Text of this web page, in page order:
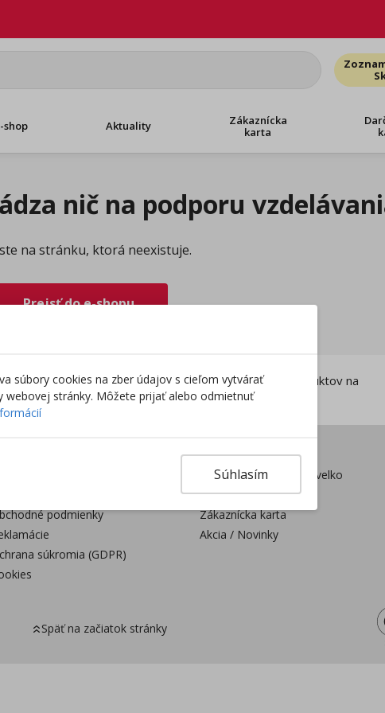
shop Aktuality
Zákaznícka
karta
nič na podporu
na stránku, ktorá neexistuje.
Prejsť do e-shopu
Vrátenie tovaru do
14 dní
8000+ produktov na
sklade
poradiť?
kladené otázky
podmienky
súkromia (GDPR)
Pre zákazníkov
Zoznamy pomôcok Skvelko
Aktuality
Zákaznícka karta
Akcia / Novinky
Späť na začiatok stránky
súbory cookies na zber údajov s cieľom vytvárať
webovej stránky. Môžete prijať alebo odmietnuť
Súhlasím